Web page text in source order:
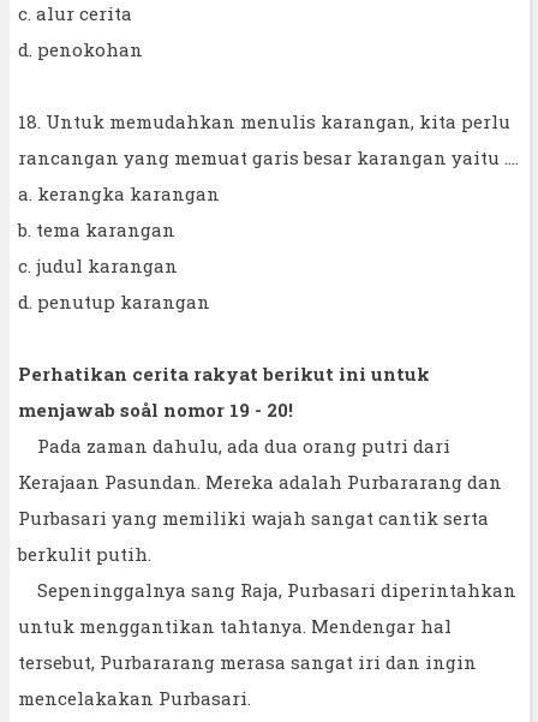
c. alur cerita
d. penokohan
18. Untuk memudahkan menulis karangan, kita perlu
rancangan yang memuat garis besar karangan yaitu ....
a. kerangka karangan
b. tema karangan
c. judul karangan
d. penutup karangan
Perhatikan cerita rakyat berikut ini untuk
menjawab soål nomor 19 - 20!
Pada zaman dahulu, ada dua orang putri dari
Kerajaan Pasundan. Mereka adalah Purbararang dan
Purbasari yang memiliki wajah sangat cantik serta
berkulit putih.
Sepeninggalnya sang Raja, Purbasari diperintahkan
untuk menggantikan tahtanya. Mendengar hal
tersebut, Purbararang merasa sangat iri dan ingin
mencelakakan Purbasari.